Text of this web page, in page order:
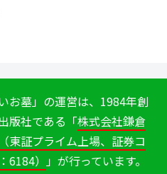
いお墓」の運営は、1984年創
版社である「株式会社鎌倉
東証プライム上場、証券コ
6184） 」が行っています。